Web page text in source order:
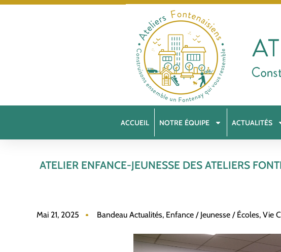
ACCUEIL NOTRE ÉQUIPE ACTUALITÉS
ATELIER ENFANCE-JEUNESSE DES ATELIERS
Mai 21, 2025 Bandeau Actualités, Enfance / Jeunesse / Écoles, Vie